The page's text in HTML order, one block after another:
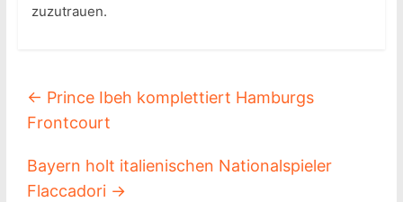
zuzutrauen.
← Prince Ibeh komplettiert Hamburgs
Frontcourt
Bayern holt italienischen Nationalspieler
Flaccadori →